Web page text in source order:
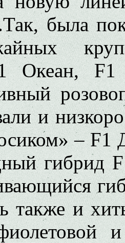
была
Океан,
и
–
гибрид
также и